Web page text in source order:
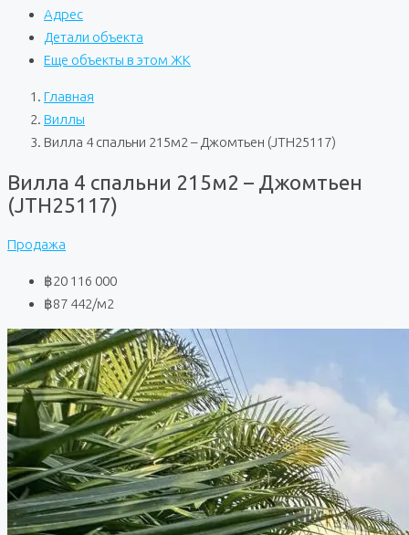
Адрес
Детали объекта
Еще объекты в этом ЖК
Главная
Виллы
Вилла 4 спальни 215м2 – Джомтьен (JTH25117)
Вилла 4 спальни 215м2 – Джомтьен
(JTH25117)
Продажа
฿20 116 000
฿87 442/м2